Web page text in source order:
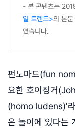
- 본 콘텐츠는
일 트렌드>의 본
였습니다.
펀노마드(fun
요한 호이징거
(homo ludens)'라
은 놀이에 있다는